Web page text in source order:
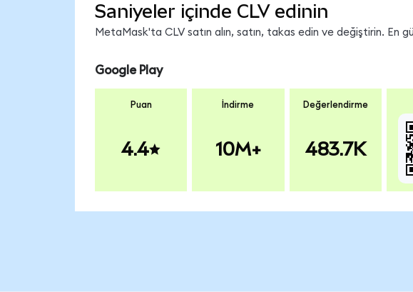
Saniyeler içinde CLV edinin
MetaMask'ta CLV satın alın, satın, takas edin ve değiştirin. En
Google Play
Puan
4.4
İndirme
10M+
Değerlendirme
483.7K